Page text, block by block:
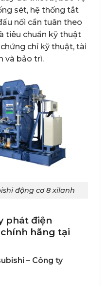
sét, hệ thống tắt
nối cần tuân theo
tiêu chuẩn kỹ thuật
chỉ kỹ thuật, tài
và bảo trì.
động cơ 8 xilanh
phát điện
hãng tại
– Công ty